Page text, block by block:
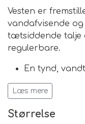
Vesten er
vandafvisende
tætsiddende talje
regulerbare.
En tynd,
Vestens
De store side-
Læs mere
Størrelse